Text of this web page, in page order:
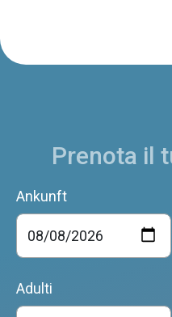
Prenota il
Ankunft
Adulti